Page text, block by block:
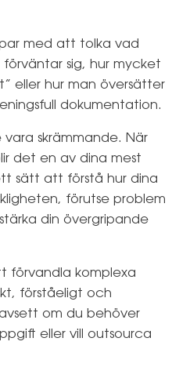
med att tolka vad
sig, hur mycket
eller hur man översätter
dokumentation.
vara skrämmande. När
det en av dina mest
sätt att förstå hur dina
förutse problem
din övergripande
förvandla komplexa
förståeligt och
om du behöver
eller vill outsourca